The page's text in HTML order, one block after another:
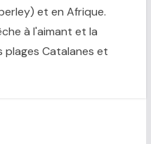
et en Afrique.
à l'aimant et la
Catalanes et